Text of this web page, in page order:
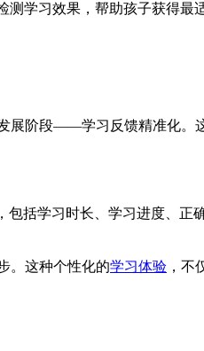
测学习效果，帮助孩子获得最
展阶段——学习反馈精准化。
括学习时长、学习进度、正
。这种个性化的学习体验 ，不